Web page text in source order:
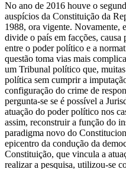
No ano de 2016 houve o
auspícios da Constituição da
1988, ora vigente. Novamente,
divide o país em facções, causa
entre o poder político e a
questão toma vias mais
um Tribunal político que,
política sem cumprir a
configuração do crime de
pergunta-se se é possível a
atuação do poder político nos
assim, reconstruir a função do
paradigma novo do
epicentro da condução da
Constituição, que vincula a
realizar a pesquisa, utilizou-se